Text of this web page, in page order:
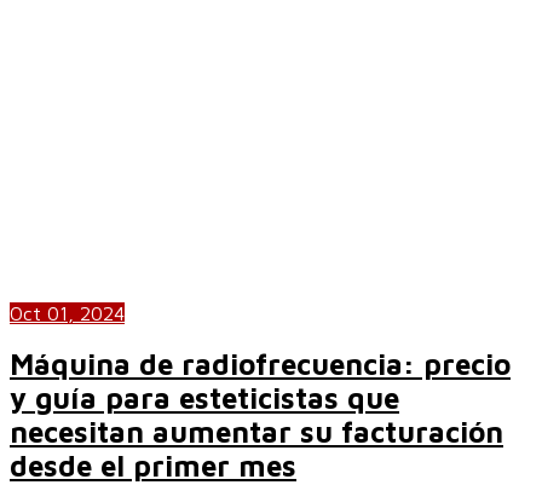
Oct 01, 2024
Máquina de radiofrecuencia: precio
y guía para esteticistas que
necesitan aumentar su facturación
desde el primer mes